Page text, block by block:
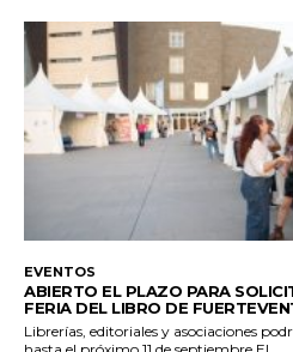
EVENTOS
ABIERTO EL PLAZO PARA
FERIA DEL LIBRO DE
Librerías, editoriales y asociaciones